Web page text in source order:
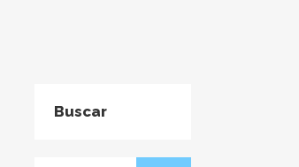
Buscar